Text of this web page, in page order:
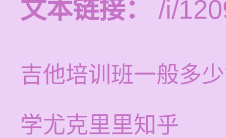
文本链接：
/i/
吉他培训班一般多
学尤克里里知乎